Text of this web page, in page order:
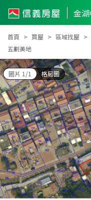
首頁 買屋 區域找屋
五劃美地
圖片 1/1 格局圖